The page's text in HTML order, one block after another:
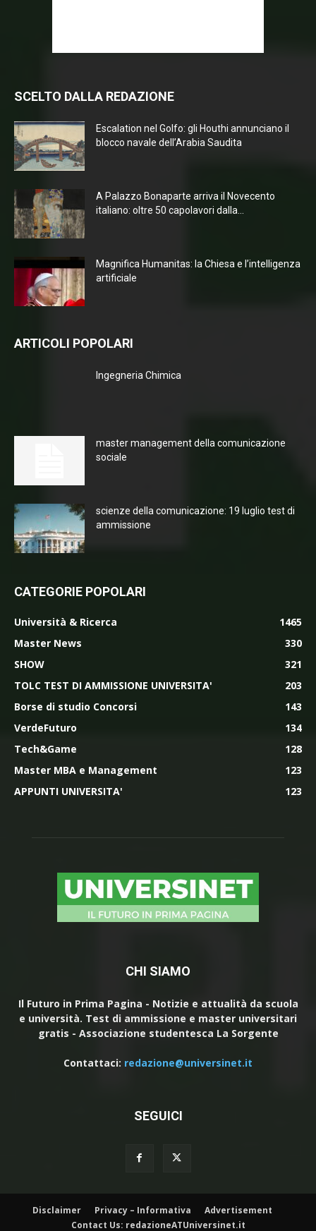
SCELTO DALLA REDAZIONE
Escalation nel Golfo: gli Houthi annunciano il
blocco navale dell’Arabia Saudita
A Palazzo Bonaparte arriva il Novecento
italiano: oltre 50 capolavori dalla...
Magnifica Humanitas: la Chiesa e l’intelligenza
artificiale
ARTICOLI POPOLARI
Ingegneria Chimica
master management della comunicazione
sociale
scienze della comunicazione: 19 luglio test di
ammissione
CATEGORIE POPOLARI
Università & Ricerca
1465
Master News
330
SHOW
321
TOLC TEST DI AMMISSIONE UNIVERSITA'
203
Borse di studio Concorsi
143
VerdeFuturo
134
Tech&Game
128
Master MBA e Management
123
APPUNTI UNIVERSITA'
123
CHI SIAMO
Il Futuro in Prima Pagina - Notizie e attualità da scuola
e università. Test di ammissione e master universitari
gratis - Associazione studentesca La Sorgente
Contattaci: redazione@universinet.it
SEGUICI
Disclaimer Privacy – Informativa
Advertisement
Contact Us: redazioneATUniversinet.it